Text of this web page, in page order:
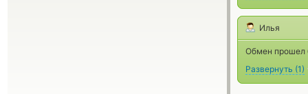
Илья
Обмен прошел
Развернуть (1)